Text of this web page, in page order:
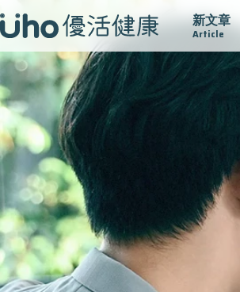
新文章
Article
疫情保衛戰 再生醫學 愛的未來視